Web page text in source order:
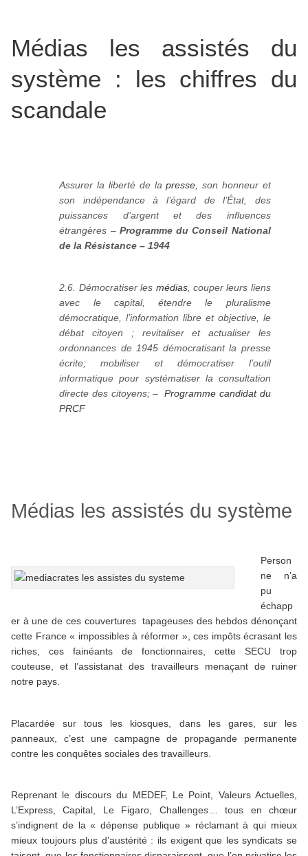
Médias les assistés du
système : les chiffres du
scandale
Assurer la liberté de lapresse, son honneur et
son indépendance à l’égard de l’État, des
puissances d’argent et des influences
étrangères – Programme du Conseil National
de la Résistance – 1944
2.6. Démocratiser les médias, couper leurs liens
avec le capital, étendre le pluralisme
démocratique, l’information libre et objective, le
débat citoyen ; revitaliser et actualiser les
ordonnances de 1945 démocratisant la presse
écrite; mobiliser et démocratiser l’outil
informatique pour systématiser la consultation
directe des citoyens; –Programme candidat du
PRCF
Médias les assistés du système
Person
ne n’a
pu
échapp
er à une de ces couvertures tapageuses des hebdos dénonçant
cette France « impossibles à réformer », ces impôts écrasant les
riches, ces fainéants de fonctionnaires, cette SECU trop
couteuse, et l’assistanat des travailleurs menaçant de ruiner
notre pays.
Placardée sur tous les kiosques, dans les gares, sur les
panneaux, c’est une campagne de propagande permanente
contre les conquêtes sociales des travailleurs.
Reprenant le discours du MEDEF, Le Point, Valeurs Actuelles,
L’Express, Capital, Le Figaro, Challenges… tous en chœur
s’indignent de la « dépense publique » réclamant à qui mieux
mieux toujours plus d’austérité : ils exigent que les syndicats se